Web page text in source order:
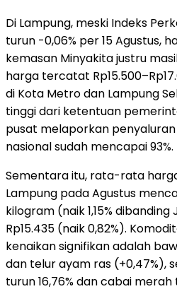
Di Lampung, meski Indeks
turun -0,06% per 15 Agustus,
kemasan Minyakita justru
harga tercatat
di Kota Metro dan Lampung
tinggi dari ketentuan
pusat melaporkan
nasional sudah mencapai 93%.
Sementara itu, rata-rata
Lampung pada Agustus
kilogram (naik 1,15%
Rp15.435 (naik 0,82%).
kenaikan signifikan adalah
dan telur ayam ras (+0,47%),
turun 16,76% dan cabai merah